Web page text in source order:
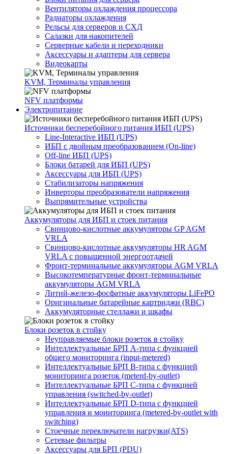
Вентиляторы охлаждения процессора
Радиаторы охлаждения
Рельсы для серверов и СХД
Салазки для накопителей
Серверные кабели и переходники
Аксессуары и адаптеры для сервера
Видеокарты
KVM, Терминалы управления
NFV платформы
Электропитание
Источники бесперебойного питания ИБП (UPS)
Line-Interactive ИБП (UPS)
ИБП с двойным преобразованием (On-line)
Off-line ИБП (UPS)
Блоки батарей для ИБП (UPS)
Аксессуары для ИБП (UPS)
Стабилизаторы напряжения
Инверторы преобразователи напряжения
Выпрямительные устройства
Аккумуляторы для ИБП и стоек питания
Свинцово-кислотные аккумуляторы GP AGM
VRLA
Свинцово-кислотные аккумуляторы HR AGM
VRLA с повышенной энергоотдачей
Фронт-терминальные аккумуляторы AGM VRLA
Высокотемпературные фронт-терминальные
аккумуляторы AGM VRLA
Литий-железо-фосфатные аккумуляторы LiFePO
Оригинальные батарейные картриджи (RBC)
Аккумуляторные стеллажи и шкафы
Блоки розеток в стойку
Неуправляемые блоки розеток в стойку
Интеллектуальные БРП А-типа с функцией
общего мониторинга (input-metered)
Интеллектуальные БРП B-типа с функцией
мониторинга розеток (meterd-by-outlet)
Интеллектуальные БРП C-типа с функцией
управления (switched-by-outlet)
Интеллектуальные БРП D-типа с функцией
управления и мониторинга (metered-by-outlet with
switching)
Стоечные переключатели нагрузки(ATS)
Сетевые фильтры
Аксессуары для БРП (PDU)